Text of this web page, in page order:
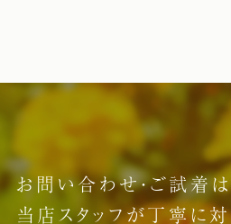
お問い合わせ・ご試着
当店スタッフが丁寧に